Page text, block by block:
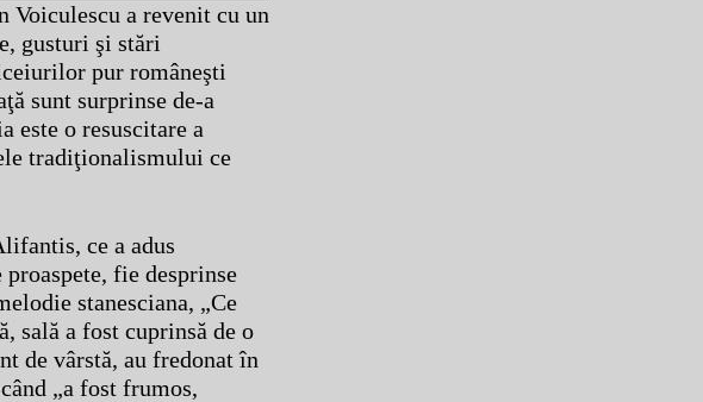
Voiculescu a revenit cu un
gusturi şi stări
pur româneşti
sunt surprinse de-a
este o resuscitare a
tradiţionalismului ce
ce a adus
fie desprinse
stanesciana, „Ce
sală a fost cuprinsă de o
de vârstă, au fredonat în
„a fost frumos,